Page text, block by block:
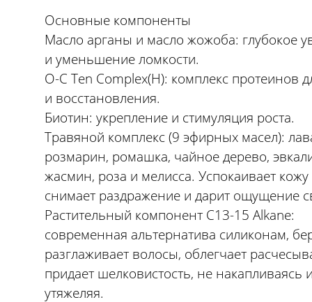
Основные компоненты
Масло арганы и масло жожоба: глубокое
и уменьшение ломкости.
O-C Ten Complex(H): комплекс протеинов
и восстановления.
Биотин: укрепление и стимуляция роста.
Травяной комплекс (9 эфирных масел):
розмарин, ромашка, чайное дерево,
жасмин, роза и мелисса. Успокаивает
снимает раздражение и дарит ощущение
Растительный компонент C13-15 Alkane:
современная альтернатива силиконам,
разглаживает волосы, облегчает
придает шелковистость, не накапливаясь
утяжеляя.